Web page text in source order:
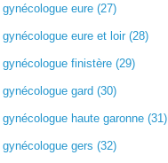
gynécologue eure (27)
gynécologue eure et loir (28)
gynécologue finistère (29)
gynécologue gard (30)
gynécologue haute garonne (31)
gynécologue gers (32)